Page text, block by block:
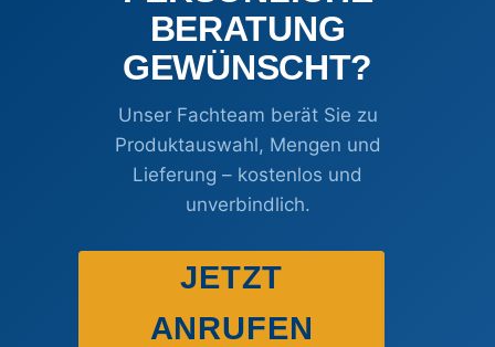
BERATUNG
GEWÜNSCHT?
Unser Fachteam berät Sie zu
Produktauswahl, Mengen und
Lieferung – kostenlos und
unverbindlich.
JETZT
ANRUFEN